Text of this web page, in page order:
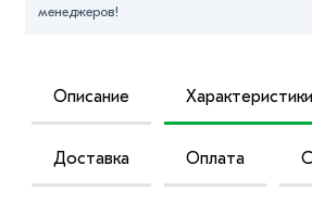
менеджеров!
Описание Характеристики
Доставка Оплата